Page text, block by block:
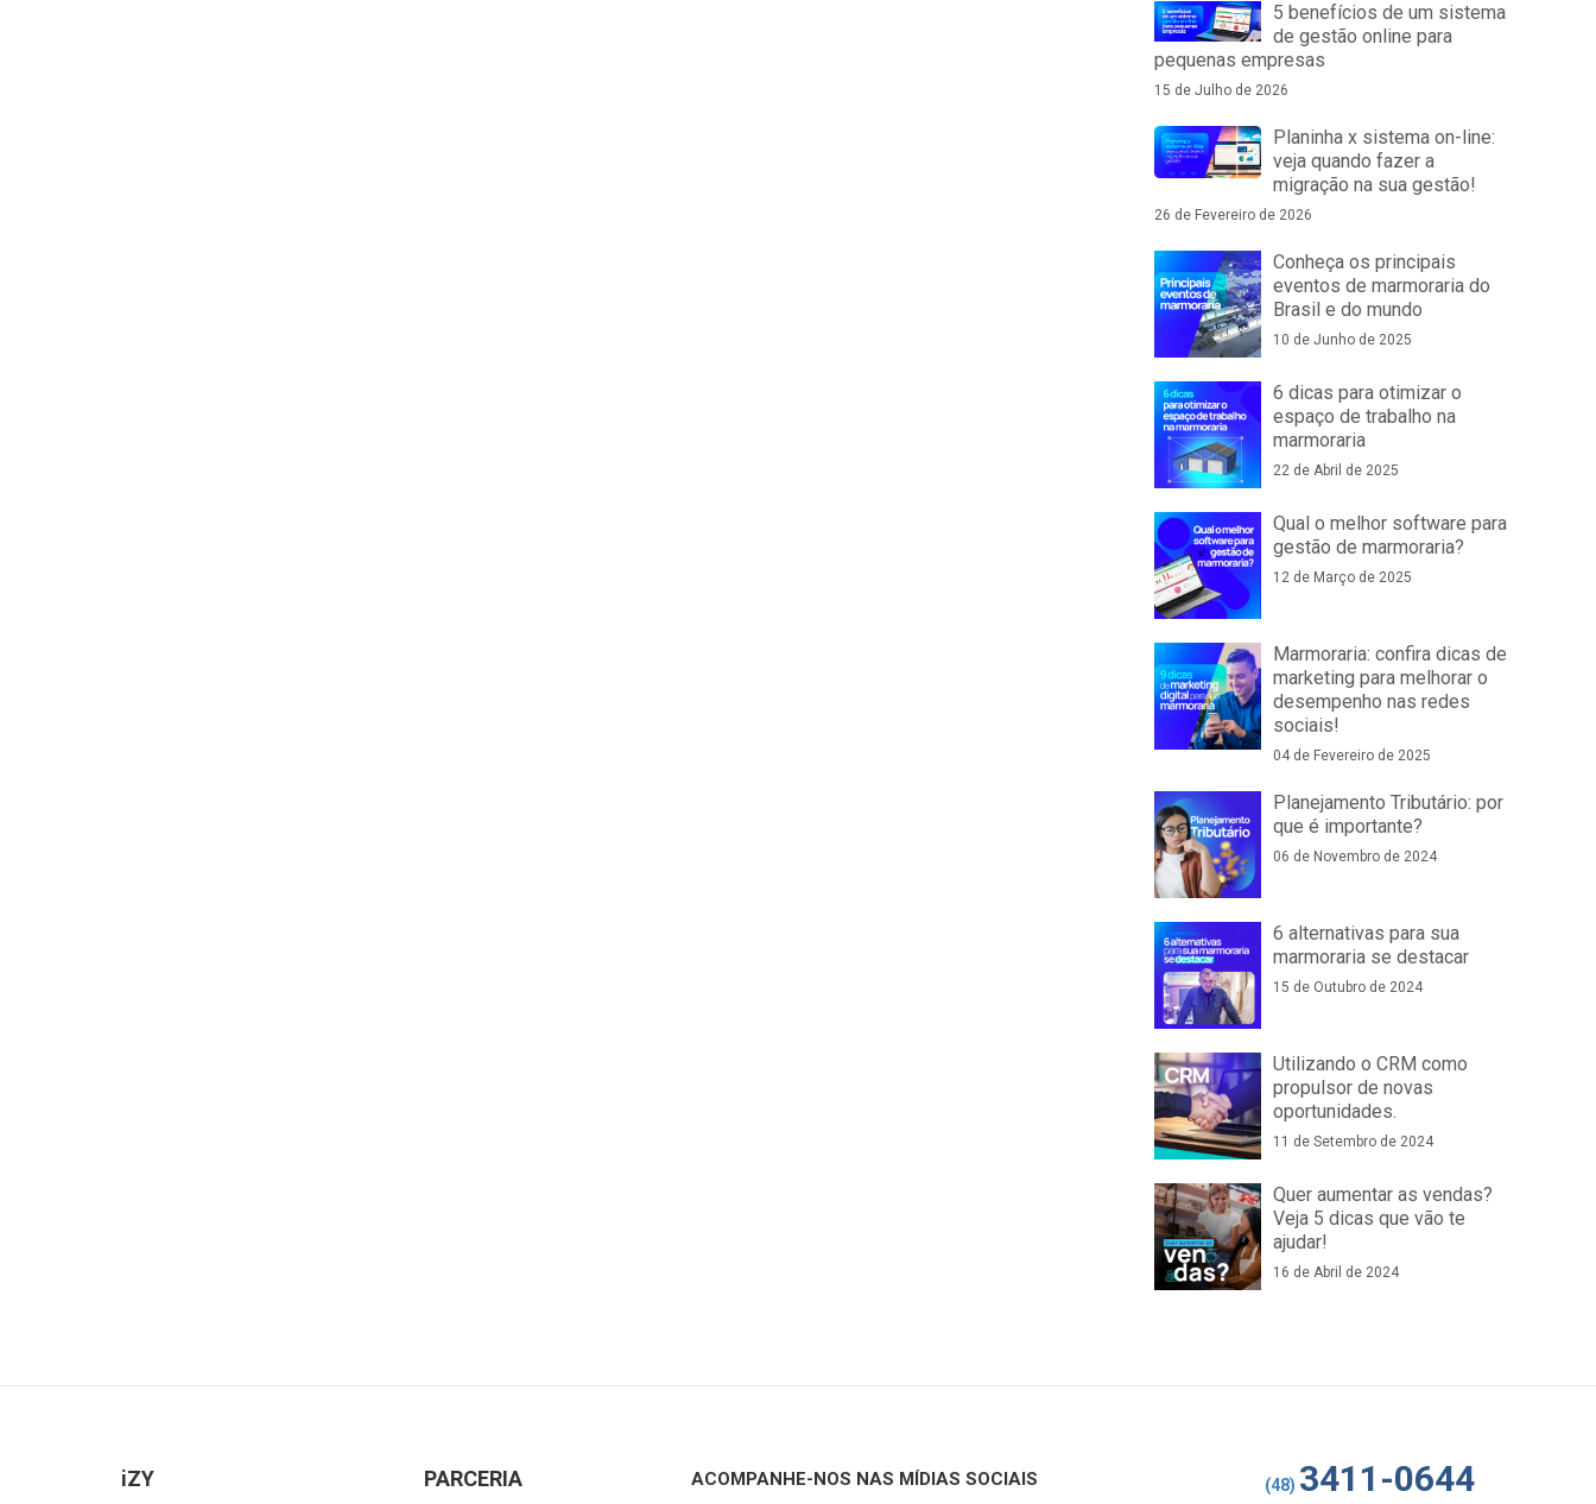
5 benefícios de um sistema
de gestão online para
pequenas empresas
15 de Julho de 2026
Planinha x sistema on-line:
veja quando fazer a
migração na sua gestão!
26 de Fevereiro de 2026
Conheça os principais
eventos de marmoraria do
Brasil e do mundo
10 de Junho de 2025
6 dicas para otimizar o
espaço de trabalho na
marmoraria
22 de Abril de 2025
Qual o melhor software para
gestão de marmoraria?
12 de Março de 2025
Marmoraria: confira dicas de
marketing para melhorar o
desempenho nas redes
sociais!
04 de Fevereiro de 2025
Planejamento Tributário: por
que é importante?
06 de Novembro de 2024
6 alternativas para sua
marmoraria se destacar
15 de Outubro de 2024
Utilizando o CRM como
propulsor de novas
oportunidades.
11 de Setembro de 2024
Quer aumentar as vendas?
Veja 5 dicas que vão te
ajudar!
16 de Abril de 2024
iZY PARCERIA ACOMPANHE-NOS NAS MÍDIAS SOCIAIS (48) 3411-0644